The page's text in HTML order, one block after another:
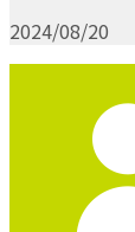
2024/08/20